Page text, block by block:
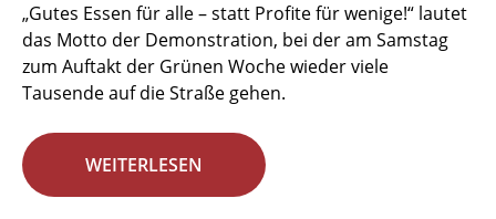
„Gutes Essen für alle – statt Profite für wenige!“ lautet
das Motto der Demonstration, bei der am Samstag
zum Auftakt der Grünen Woche wieder viele
Tausende auf die Straße gehen.
WEITERLESEN